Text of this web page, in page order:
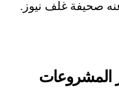
صحيفة غلف نيوز.
المشروعات